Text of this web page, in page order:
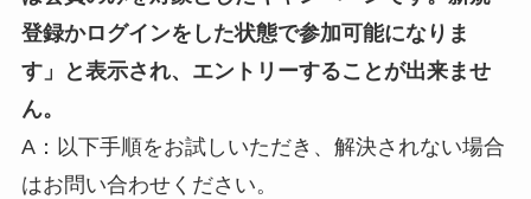
登録かログインをした状態で参加可能になりま
す」と表示され、エントリーすることが出来ませ
ん。
A：以下手順をお試しいただき、解決されない場合
はお問い合わせください。